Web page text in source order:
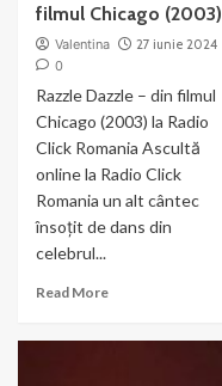
filmul Chicago (2003)
Valentina
27 iunie 2024
0
Razzle Dazzle – din filmul
Chicago (2003) la Radio
Click Romania Ascultă
online la Radio Click
Romania un alt cântec
însoțit de dans din
celebrul...
Read MoreRead